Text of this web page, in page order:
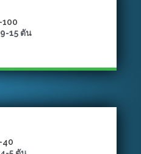
100
15 ตัน
40